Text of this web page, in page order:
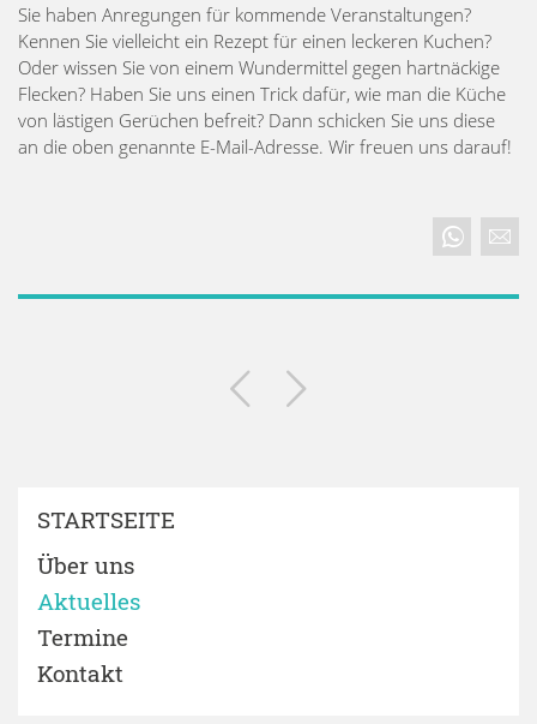
Sie haben Anregungen für kommende Veranstaltungen?
Kennen Sie vielleicht ein Rezept für einen leckeren Kuchen?
Oder wissen Sie von einem Wundermittel gegen hartnäckige
Flecken? Haben Sie uns einen Trick dafür, wie man die Küche
von lästigen Gerüchen befreit? Dann schicken Sie uns diese
an die oben genannte E-Mail-Adresse. Wir freuen uns darauf!
STARTSEITE
Über uns
Aktuelles
Termine
Kontakt